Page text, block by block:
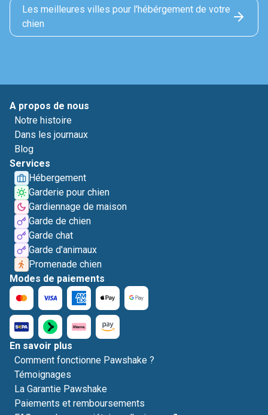
Les meilleures villes pour l'hébérgement de votre
chien
A propos de nous
Notre histoire
Dans les journaux
Blog
Services
Hébergement
Garderie pour chien
Gardiennage de maison
Garde de chien
Garde chat
Garde d'animaux
Promenade chien
Modes de paiements
En savoir plus
Comment fonctionne Pawshake ?
Témoignages
La Garantie Pawshake
Paiements et remboursements